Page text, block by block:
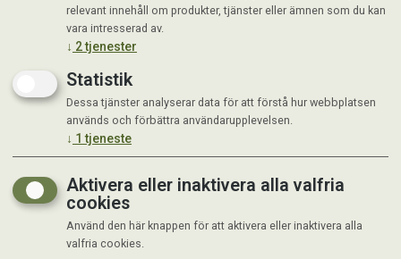
relevant innehåll om produkter, tjänster eller ämnen som du kan
vara intresserad av.
↓ 2tjenester
Statistik
Dessa tjänster analyserar data för att förstå hur webbplatsen
används och förbättra användarupplevelsen.
↓ 1 tjeneste
Aktivera eller inaktivera alla valfria
cookies
Använd den här knappen för att aktivera eller inaktivera alla
valfria cookies.